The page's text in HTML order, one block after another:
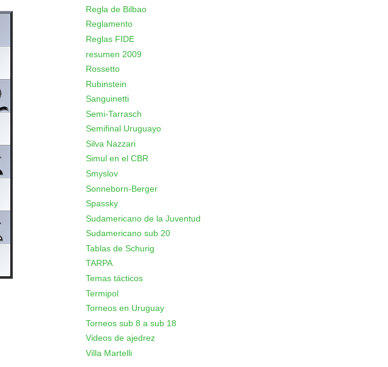
Regla de Bilbao
Reglamento
Reglas FIDE
resumen 2009
Rossetto
Rubinstein
Sanguinetti
Semi-Tarrasch
Semifinal Uruguayo
Silva Nazzari
Simul en el CBR
Smyslov
Sonneborn-Berger
Spassky
Sudamericano de la Juventud
Sudamericano sub 20
Tablas de Schurig
TARPA
Temas tácticos
Termipol
Torneos en Uruguay
Torneos sub 8 a sub 18
Videos de ajedrez
Villa Martelli